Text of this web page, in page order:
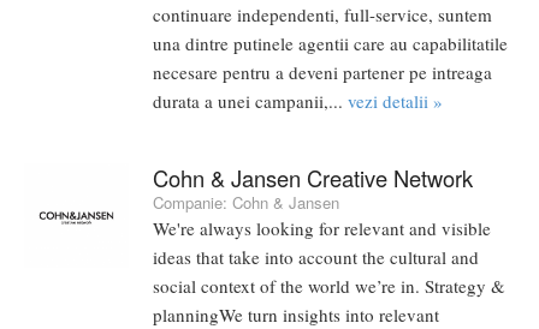
continuare independenti, full-service, suntem
una dintre putinele agentii care au capabilitatile
necesare pentru a deveni partener pe intreaga
durata a unei campanii,... vezi detalii »
Cohn & Jansen Creative Network
Companie: Cohn & Jansen
We're always looking for relevant and visible
ideas that take into account the cultural and
social context of the world we’re in. Strategy &
planningWe turn insights into relevant